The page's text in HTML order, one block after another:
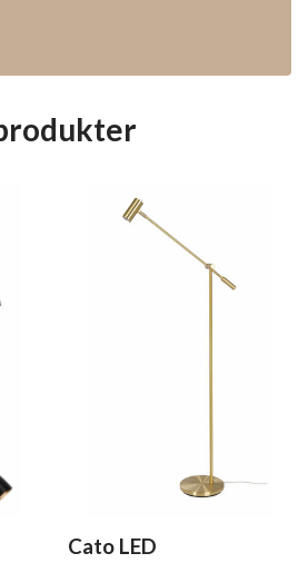
Cato LED